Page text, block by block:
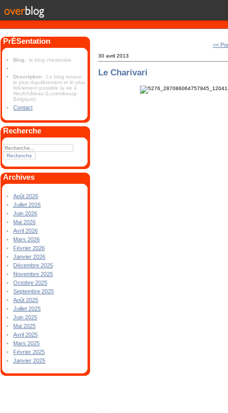
PrÉSentation
Blog : le blog chestrolais
Description : Le blog retrace
le plus régulièrement et le plus
fidèlement possible la vie à
Neufchâteau (Luxembourg-
Belgique).
Contact
Recherche
Archives
Août 2026
Juillet 2026
Juin 2026
Mai 2026
Avril 2026
Mars 2026
Février 2026
Janvier 2026
Décembre 2025
Novembre 2025
Octobre 2025
Septembre 2025
Août 2025
Juillet 2025
Juin 2025
Mai 2025
Avril 2025
Mars 2025
Février 2025
Janvier 2025
<<
30 avril 2013
Le Charivari